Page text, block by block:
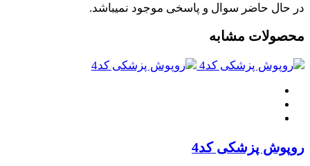
در حال حاضر سوال و پاسخی موجود نمیباشد.
محصولات مشابه
روپوش پزشکی کد4